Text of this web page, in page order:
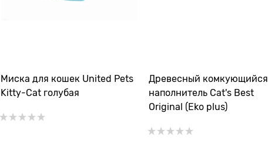
Миска для кошек United Pets
Kitty-Cat голубая
Древесный комкующийся
наполнитель Cat's Best
Original (Eko plus)